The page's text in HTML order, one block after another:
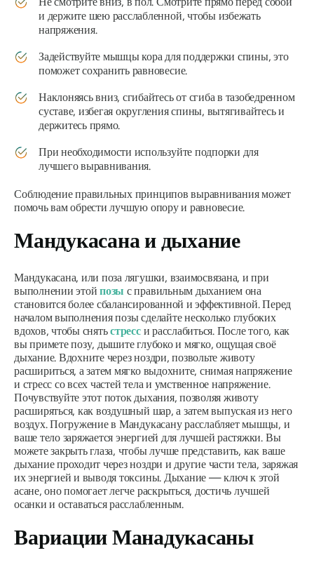
и держите шею расслабленной, чтобы избежать
напряжения.
Задействуйте мышцы кора для поддержки спины, это
поможет сохранить равновесие.
Наклоняясь вниз, сгибайтесь от сгиба в тазобедренном
суставе, избегая округления спины, вытягивайтесь и
держитесь прямо.
При необходимости используйте подпорки для
лучшего выравнивания.
Соблюдение правильных принципов выравнивания может
помочь вам обрести лучшую опору и равновесие.
Мандукасанаи дыхание
Мандукасана, или поза лягушки, взаимосвязана, и при
выполнении этойпозы с правильным дыханием она
становится более сбалансированной и эффективной. Перед
началом выполнения позы сделайте несколько глубоких
вдохов, чтобы снятьстресси расслабиться. После того, как
вы примете позу, дышите глубоко и мягко, ощущая своё
дыхание. Вдохните через ноздри, позвольте животу
расшириться, а затем мягко выдохните, снимая напряжение
и стресс со всех частей тела и умственное напряжение.
Почувствуйте этот поток дыхания, позволяя животу
расширяться, как воздушный шар, а затем выпуская из него
воздух. Погружение в Мандукасанурасслабляет мышцы, и
ваше тело заряжается энергией для лучшей растяжки. Вы
можете закрыть глаза, чтобы лучше представить, как ваше
дыхание проходит через ноздри и другие части тела, заряжая
их энергией и выводя токсины. Дыхание — ключ к этой
асане, оно помогает легче раскрыться, достичь лучшей
осанки и оставаться расслабленным.
ВариацииМанадукасаны